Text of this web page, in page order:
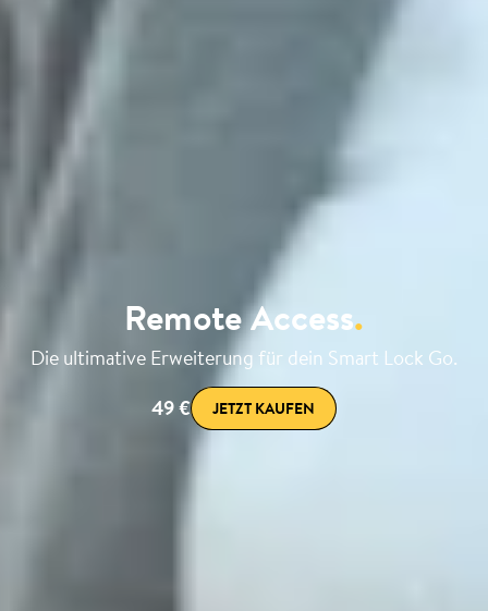
Remote Access.
Die ultimative Erweiterung für dein Smart Lock Go.
49 €
JETZT KAUFEN